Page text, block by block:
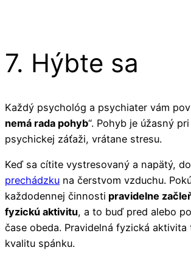
7. Hýbte sa
Každý psychológ a psychiater vám
nemá rada pohyb“. Pohyb je úžasný
psychickej záťaži, vrátane stresu.
Keď sa cítite vystresovaný a napätý,
prechádzku na čerstvom vzduchu.
každodennej činnosti pravidelne
fyzickú aktivitu, a to buď pred alebo
čase obeda. Pravidelná fyzická aktivita
kvalitu spánku.